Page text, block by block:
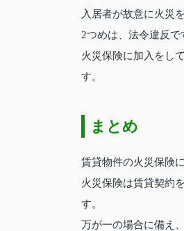
入居者が故意に火災
2つめは、法令違反で
火災保険に加入をし
す。
まとめ
賃貸物件の火災保険
火災保険は賃貸契約
す。
万が一の場合に備え